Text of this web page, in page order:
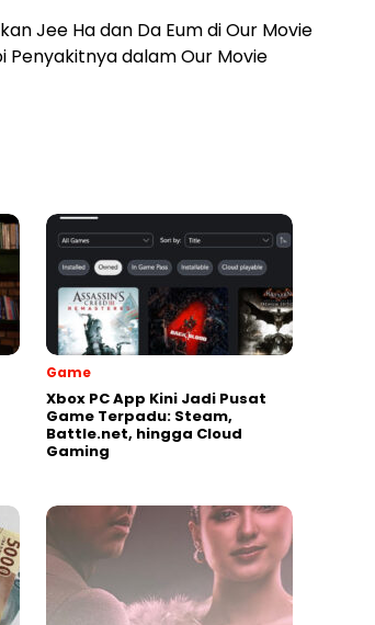
Jee Ha dan Da Eum di Our Movie
Penyakitnya dalam Our Movie
Game
Xbox PC App Kini Jadi Pusat
Game Terpadu: Steam,
Battle.net, hingga Cloud
Gaming